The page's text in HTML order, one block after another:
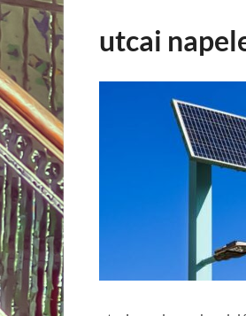
utcai